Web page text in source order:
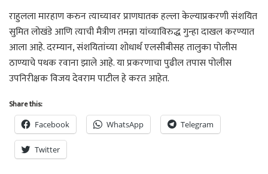
राहुलला मारहाण करुन त्याच्यावर प्राणघातक हल्ला केल्याप्रकरणी संशयित
सुमित लोखंडे आणि त्याची मैत्रीण तमन्ना यांच्याविरुद्ध गुन्हा दाखल करण्यात
आला आहे. दरम्यान, संशयितांच्या शोधार्थ एलसीबीसह तालुका पोलीस
ठाण्याचे पथक रवाना झाले आहे. या प्रकरणाचा पुढील तपास पोलीस
उपनिरीक्षक विजय देवराम पाटील हे करत आहेत.
Share this:
Facebook WhatsApp Telegram
Twitter